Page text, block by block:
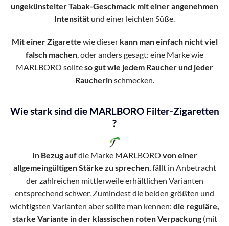
ungekünstelter Tabak-Geschmack mit einer angenehmen
Intensität und einer leichten Süße.
Mit einer Zigarette wie dieser kann man einfach nicht viel
falsch machen, oder anders gesagt: eine Marke wie
MARLBORO sollteso gut wie jedem Raucher und jeder
Raucherinschmecken.
Wie stark sind die MARLBORO Filter-Zigaretten
?
In Bezug aufdie Marke MARLBORO von einer
allgemeingültigen Stärke zu sprechen, fällt in Anbetracht
der zahlreichen mittlerweile erhältlichen Varianten
entsprechend schwer. Zumindest die beiden größten und
wichtigsten Varianten aber sollte man kennen: die reguläre,
starke Variante in der klassischen roten Verpackung(mit